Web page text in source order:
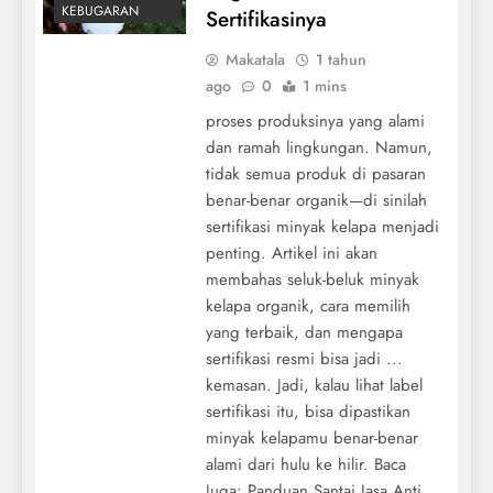
KEBUGARAN
Sertifikasinya
Makatala
1 tahun
ago
0 1 mins
proses produksinya yang alami
dan ramah lingkungan. Namun,
tidak semua produk di pasaran
benar-benar organik—di sinilah
sertifikasi minyak kelapa menjadi
penting. Artikel ini akan
membahas seluk-beluk minyak
kelapa organik, cara memilih
yang terbaik, dan mengapa
sertifikasi resmi bisa jadi ...
kemasan. Jadi, kalau lihat label
sertifikasi itu, bisa dipastikan
minyak kelapamu benar-benar
alami dari hulu ke hilir. Baca